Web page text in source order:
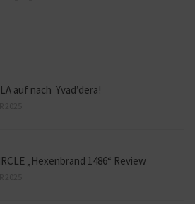
auf nach Yvad’dera!
„Hexenbrand 1486“ Review